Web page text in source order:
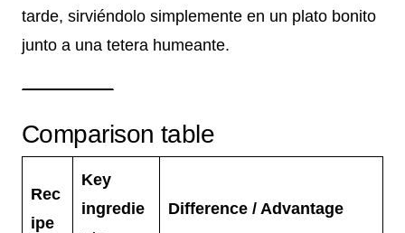
tarde, sirviéndolo simplemente en un plato bonito
junto a una tetera humeante.
Comparison table
Rec
ipe
Key
ingredie
Difference / Advantage